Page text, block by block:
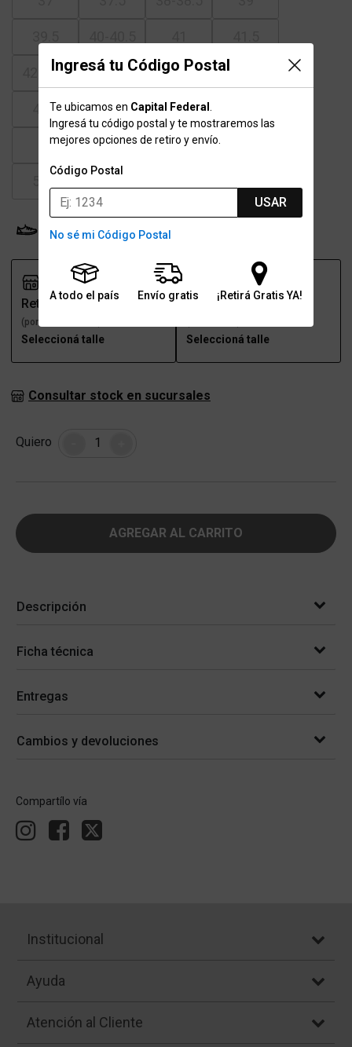
Ingresá tu Código Postal
Te ubicamos en Capital Federal
Ingresá tu código postal y te mostraremos las
mejores opciones de retiro y envío.
Código Postal
USAR
No sé mi Código Postal
A todo el país Envío gratis ¡Retirá Gratis YA!
42-42.5 43 43.5
44.5 45-45.5 46
47 47.5 48.5
Probador Virtual Tabla de talles
Retiro
(por una sucursal)
Seleccioná talle
Envío
Seleccioná talle
Consultar stock en sucursales
Quiero Cantidad
AGREGAR AL CARRITO
Descripción
Ficha técnica
Entregas
Cambios y devoluciones
Compartílo vía
Institucional
Ayuda
Atención al Cliente